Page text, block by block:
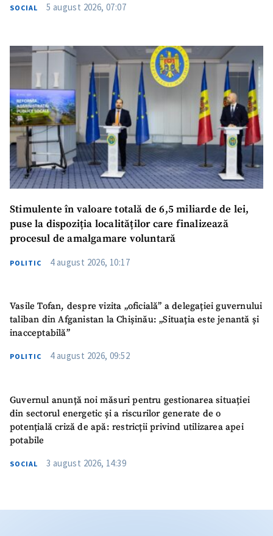
SOCIAL 5 august 2026, 07:07
Stimulente în valoare totală de 6,5 miliarde de lei,
puse la dispoziția localităților care finalizează
procesul de amalgamare voluntară
POLITIC 4 august 2026, 10:17
Vasile Tofan, despre vizita „oficială” a delegației guvernului
taliban din Afganistan la Chișinău: „Situația este jenantă și
inacceptabilă”
POLITIC 4 august 2026, 09:52
Guvernul anunță noi măsuri pentru gestionarea situației
din sectorul energetic și a riscurilor generate de o
potențială criză de apă: restricții privind utilizarea apei
potabile
SOCIAL 3 august 2026, 14:39